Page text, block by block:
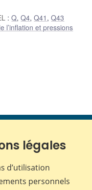
:Q,Q4,Q41 ,Q43
l’inflation et pressions
légales
d’utilisation
personnels